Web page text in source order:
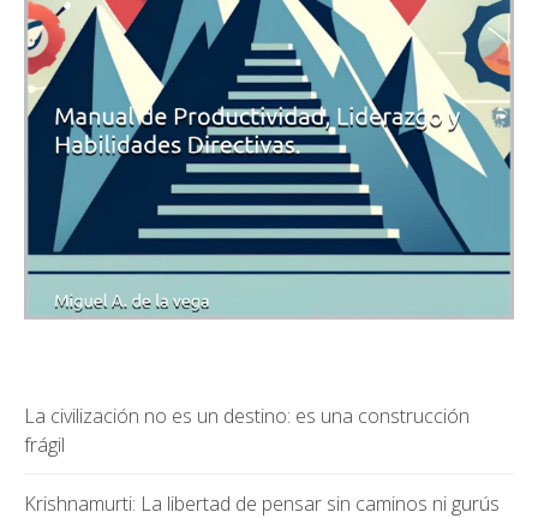
La civilización no es un destino: es una construcción
frágil
Krishnamurti: La libertad de pensar sin caminos ni gurús